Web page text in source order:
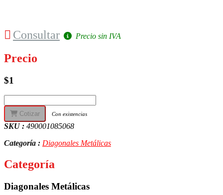
Consultar Precio sin IVA
Precio
$1
Cotizar Con existencias
SKU : 490001085068
Categoría : Diagonales Metálicas
Categoría
Diagonales Metálicas